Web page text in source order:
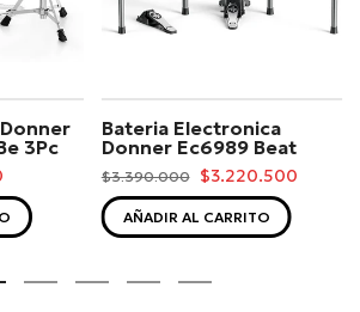
3Pc
Bateria Electronica
Donner Ec6989 Beat
$3.390.000 $3.220.500
AÑADIR AL CARRITO